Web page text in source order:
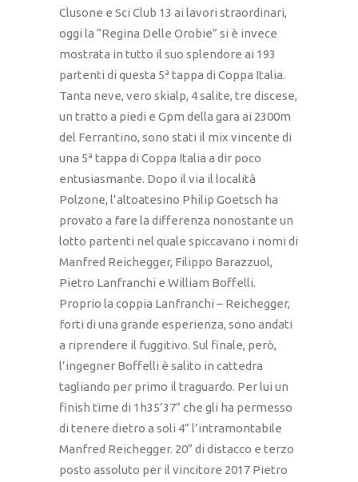
Clusone e Sci Club 13 ai lavori straordinari,
oggi la “Regina Delle Orobie” si è invece
mostrata in tutto il suo splendore ai 193
partenti di questa 5ª tappa di Coppa Italia.
Tanta neve, vero skialp, 4 salite, tre discese,
un tratto a piedi e Gpm della gara ai 2300m
del Ferrantino, sono stati il mix vincente di
una 5ª tappa di Coppa Italia a dir poco
entusiasmante. Dopo il via il località
Polzone, l’altoatesino Philip Goetsch ha
provato a fare la differenza nonostante un
lotto partenti nel quale spiccavano i nomi di
Manfred Reichegger, Filippo Barazzuol,
Pietro Lanfranchi e William Boffelli.
Proprio la coppia Lanfranchi – Reichegger,
forti di una grande esperienza, sono andati
a riprendere il fuggitivo. Sul finale, però,
l’ingegner Boffelli è salito in cattedra
tagliando per primo il traguardo. Per lui un
finish time di 1h35’37” che gli ha permesso
di tenere dietro a soli 4” l’intramontabile
Manfred Reichegger. 20” di distacco e terzo
posto assoluto per il vincitore 2017 Pietro